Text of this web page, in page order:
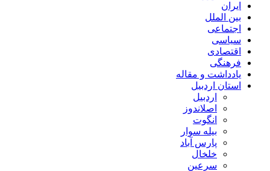
ایران
بین الملل
اجتماعی
سیاسی
اقتصادی
فرهنگی
یادداشت و مقاله
استان اردبیل
اردبیل
اصلاندوز
انگوت
بیله سوار
پارس آباد
خلخال
سرعین